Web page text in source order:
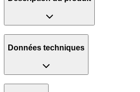
Données techniques